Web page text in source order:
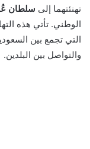
تهنئتهما إلى سلطان
الوطني. تأتي هذه
التي تجمع بين
والتواصل بين البلدين.